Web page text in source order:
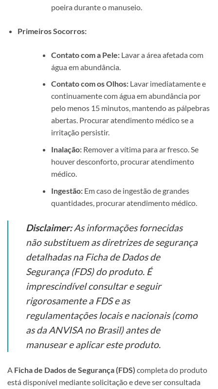
poeira durante o manuseio.
Primeiros Socorros:
Contato com a Pele:Lavar a área afetada com
água em abundância.
Contato com os Olhos:Lavar imediatamente e
continuamente com água em abundância por
pelo menos 15 minutos, mantendo as pálpebras
abertas. Procurar atendimento médico se a
irritação persistir.
Inalação:Remover a vítima para ar fresco. Se
houver desconforto, procurar atendimento
médico.
Ingestão:Em caso de ingestão de grandes
quantidades, procurar atendimento médico.
Disclaimer:As informações fornecidas
não substituem as diretrizes de segurança
detalhadas na Ficha de Dados de
Segurança (FDS) do produto. É
imprescindível consultar e seguir
rigorosamente a FDS e as
regulamentações locais e nacionais (como
as da ANVISA no Brasil) antes de
manusear e aplicar este produto.
A Ficha de Dados de Segurança (FDS) completa do produto
está disponível mediante solicitação e deve ser consultada